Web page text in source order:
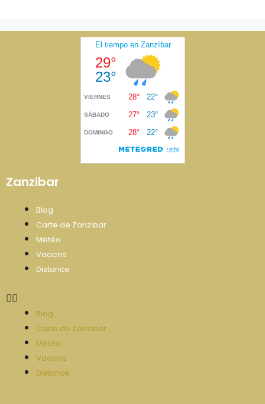
Zanzibar
Blog
Carte de Zanzibar
Météo
Vaccins
Distance
Blog
Carte de Zanzibar
Météo
Vaccins
Distance